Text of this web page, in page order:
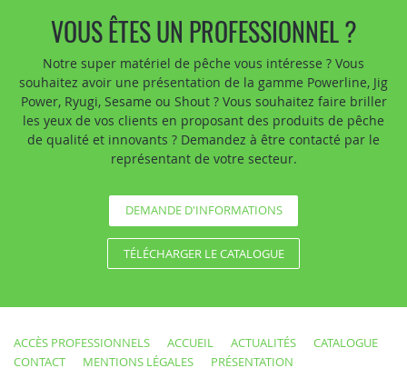
VOUS ÊTES UN PROFESSIONNEL ?
Notre super matériel de pêche vous intéresse ? Vous
souhaitez avoir une présentation de la gamme Powerline, Jig
Power, Ryugi, Sesame ou Shout ? Vous souhaitez faire briller
les yeux de vos clients en proposant des produits de pêche
de qualité et innovants ? Demandez à être contacté par le
représentant de votre secteur.
DEMANDE D'INFORMATIONS
TÉLÉCHARGER LE CATALOGUE
ACCÈS PROFESSIONNELS ACCUEIL ACTUALITÉS
CATALOGUE
CONTACT
MENTIONS LÉGALES PRÉSENTATION